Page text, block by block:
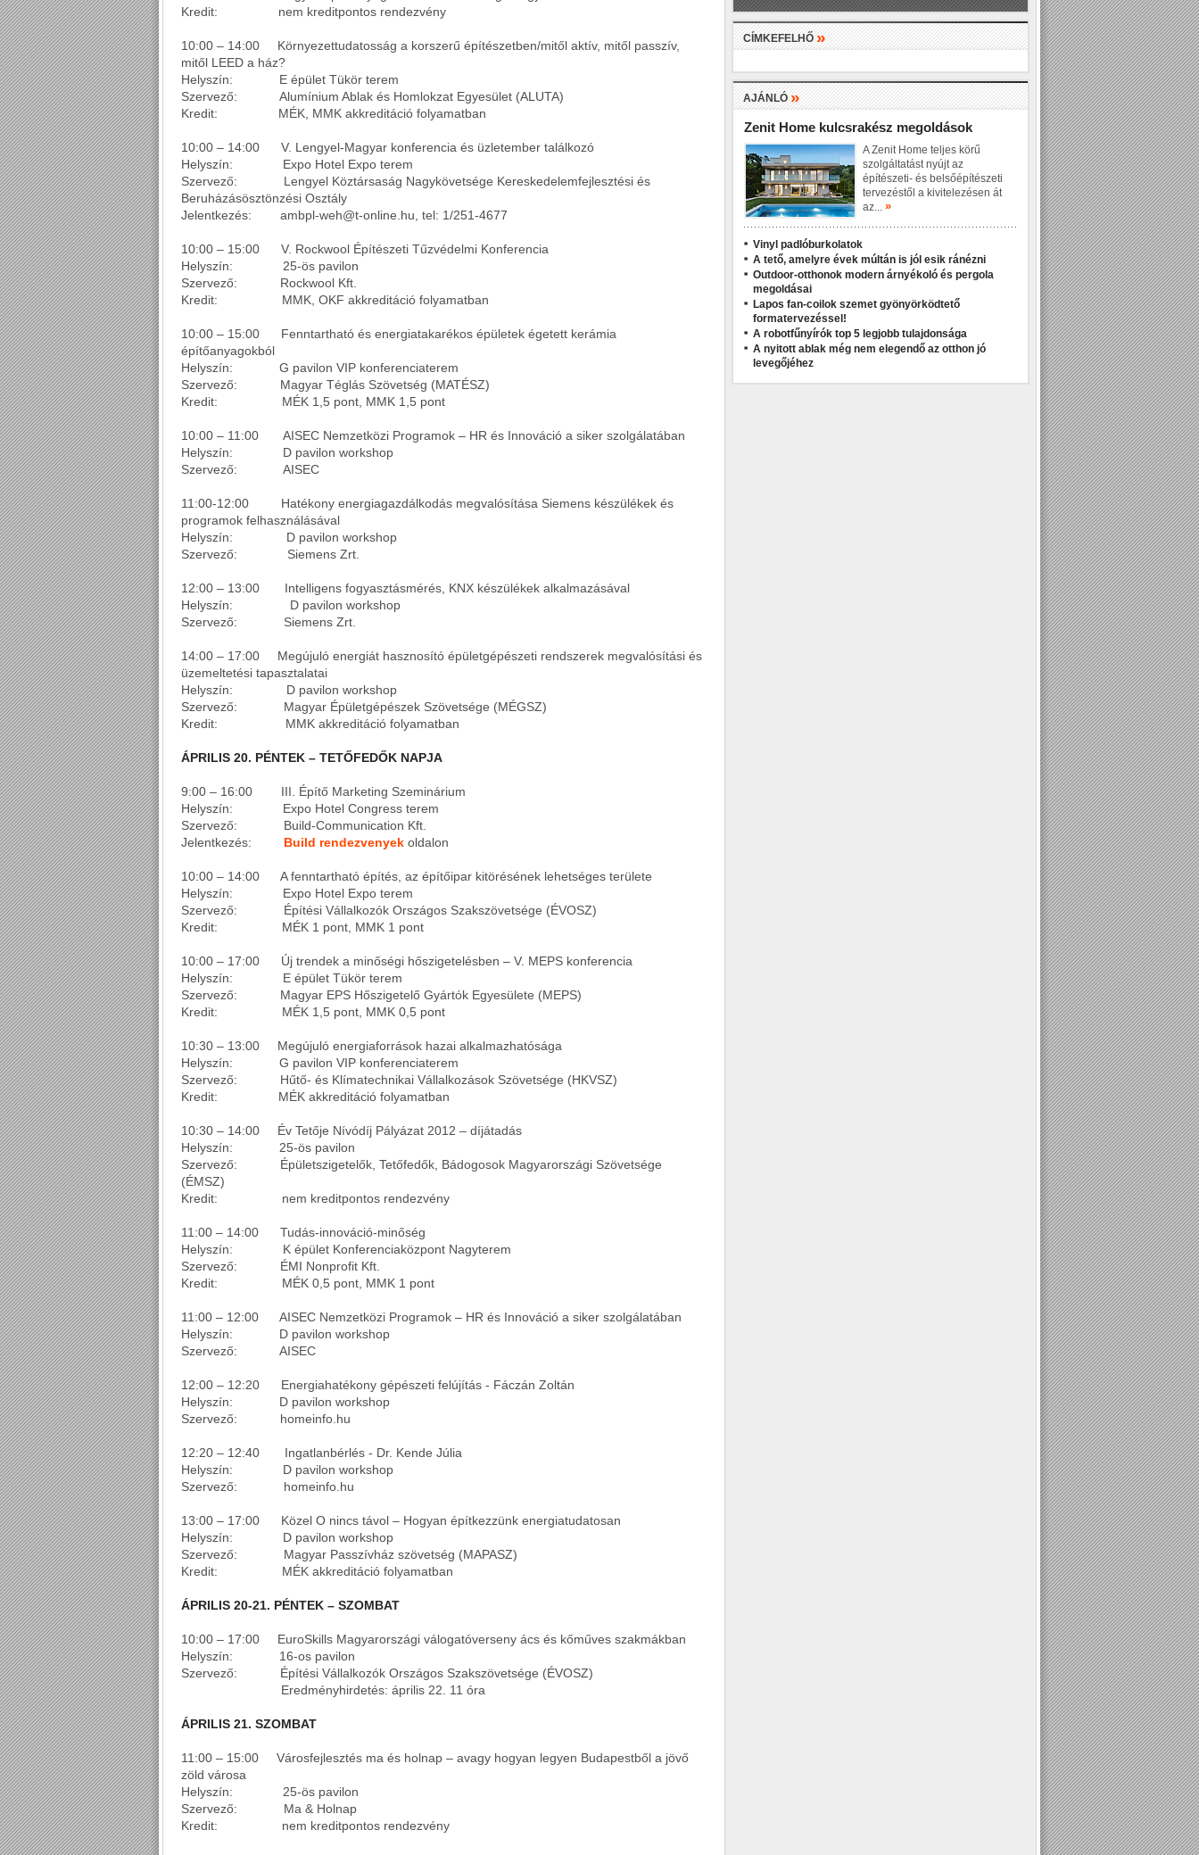
Kredit: nem kreditpontos rendezvény
10:00 – 14:00 Környezettudatosság a korszerű építészetben/mitől aktív, mitől passzív,
mitől LEED a ház?
Helyszín: E épület Tükör terem
Szervező: Alumínium Ablak és Homlokzat Egyesület (ALUTA)
Kredit: MÉK, MMK akkreditáció folyamatban
10:00 – 14:00 V. Lengyel-Magyar konferencia és üzletember találkozó
Helyszín: Expo Hotel Expo terem
Szervező: Lengyel Köztársaság Nagykövetsége Kereskedelemfejlesztési és
Beruházásösztönzési Osztály
Jelentkezés: ambpl-weh@t-online.hu, tel: 1/251-4677
10:00 – 15:00 V. Rockwool Építészeti Tűzvédelmi Konferencia
Helyszín: 25-ös pavilon
Szervező: Rockwool Kft.
Kredit: MMK, OKF akkreditáció folyamatban
10:00 – 15:00 Fenntartható és energiatakarékos épületek égetett kerámia
építőanyagokból
Helyszín: G pavilon VIP konferenciaterem
Szervező: Magyar Téglás Szövetség (MATÉSZ)
Kredit: MÉK 1,5 pont, MMK 1,5 pont
10:00 – 11:00 AISEC Nemzetközi Programok – HR és Innováció a siker szolgálatában
Helyszín: D pavilon workshop
Szervező: AISEC
11:00-12:00 Hatékony energiagazdálkodás megvalósítása Siemens készülékek és
programok felhasználásával
Helyszín: D pavilon workshop
Szervező: Siemens Zrt.
12:00 – 13:00 Intelligens fogyasztásmérés, KNX készülékek alkalmazásával
Helyszín: D pavilon workshop
Szervező: Siemens Zrt.
14:00 – 17:00 Megújuló energiát hasznosító épületgépészeti rendszerek megvalósítási és
üzemeltetési tapasztalatai
Helyszín: D pavilon workshop
Szervező: Magyar Épületgépészek Szövetsége (MÉGSZ)
Kredit: MMK akkreditáció folyamatban
ÁPRILIS 20. PÉNTEK – TETŐFEDŐK NAPJA
9:00 – 16:00 III. Építő Marketing Szeminárium
Helyszín: Expo Hotel Congress terem
Szervező: Build-Communication Kft.
Jelentkezés: Build rendezvenyek oldalon
10:00 – 14:00 A fenntartható építés, az építőipar kitörésének lehetséges területe
Helyszín: Expo Hotel Expo terem
Szervező: Építési Vállalkozók Országos Szakszövetsége (ÉVOSZ)
Kredit: MÉK 1 pont, MMK 1 pont
10:00 – 17:00 Új trendek a minőségi hőszigetelésben – V. MEPS konferencia
Helyszín: E épület Tükör terem
Szervező: Magyar EPS Hőszigetelő Gyártók Egyesülete (MEPS)
Kredit: MÉK 1,5 pont, MMK 0,5 pont
10:30 – 13:00 Megújuló energiaforrások hazai alkalmazhatósága
Helyszín: G pavilon VIP konferenciaterem
Szervező: Hűtő- és Klímatechnikai Vállalkozások Szövetsége (HKVSZ)
Kredit: MÉK akkreditáció folyamatban
10:30 – 14:00 Év Tetője Nívódíj Pályázat 2012 – díjátadás
Helyszín: 25-ös pavilon
Szervező: Épületszigetelők, Tetőfedők, Bádogosok Magyarországi Szövetsége
(ÉMSZ)
Kredit: nem kreditpontos rendezvény
11:00 – 14:00 Tudás-innováció-minőség
Helyszín: K épület Konferenciaközpont Nagyterem
Szervező: ÉMI Nonprofit Kft.
Kredit: MÉK 0,5 pont, MMK 1 pont
11:00 – 12:00 AISEC Nemzetközi Programok – HR és Innováció a siker szolgálatában
Helyszín: D pavilon workshop
Szervező: AISEC
12:00 – 12:20 Energiahatékony gépészeti felújítás - Fáczán Zoltán
Helyszín: D pavilon workshop
Szervező: homeinfo.hu
12:20 – 12:40 Ingatlanbérlés - Dr. Kende Júlia
Helyszín: D pavilon workshop
Szervező: homeinfo.hu
13:00 – 17:00 Közel O nincs távol – Hogyan építkezzünk energiatudatosan
Helyszín: D pavilon workshop
Szervező: Magyar Passzívház szövetség (MAPASZ)
Kredit: MÉK akkreditáció folyamatban
ÁPRILIS 20-21. PÉNTEK – SZOMBAT
10:00 – 17:00 EuroSkills Magyarországi válogatóverseny ács és kőműves szakmákban
Helyszín: 16-os pavilon
Szervező: Építési Vállalkozók Országos Szakszövetsége (ÉVOSZ)
Eredményhirdetés: április 22. 11 óra
ÁPRILIS 21. SZOMBAT
11:00 – 15:00 Városfejlesztés ma és holnap – avagy hogyan legyen Budapestből a jövő
zöld városa
Helyszín: 25-ös pavilon
Szervező: Ma & Holnap
Kredit: nem kreditpontos rendezvény
CÍMKEFELHŐ»
AJÁNLÓ»
Zenit Home kulcsrakész megoldások
A Zenit Home teljes körű
szolgáltatást nyújt az
építészeti- és belsőépítészeti
tervezéstől a kivitelezésen át
az... »
Vinyl padlóburkolatok
A tető, amelyre évek múltán is jól esik ránézni
Outdoor-otthonok modern árnyékoló és pergola
megoldásai
Lapos fan-coilok szemet gyönyörködtető
formatervezéssel!
A robotfűnyírók top 5 legjobb tulajdonsága
A nyitott ablak még nem elegendő az otthon jó
levegőjéhez